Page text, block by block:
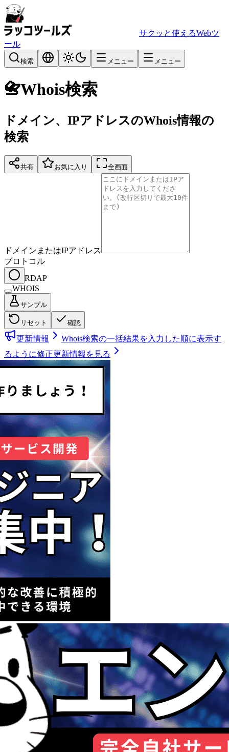
サクッと使えるWebツ
ール
検索 メニュー メニュー
📇Whois検索
ドメイン、IPアドレスのWhois情報の
検索
共有 お気に入り 全画面
ドメインまたはIPアドレス
プロトコル
RDAP
WHOIS
サンプル
リセット 確認
更新情報
Whois検索の一括結果を入力した順に表示す
るように修正更新情報を見る